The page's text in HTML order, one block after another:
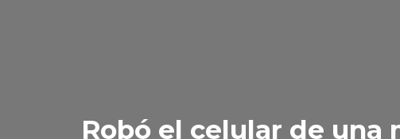
Robó el celular de una